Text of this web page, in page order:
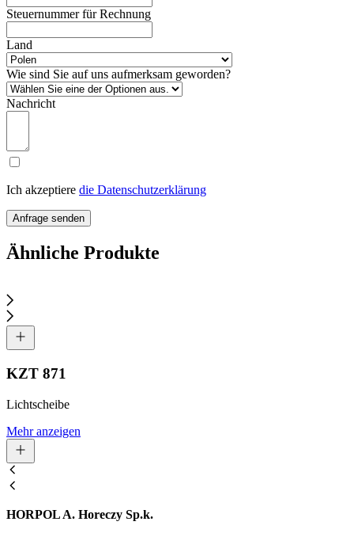
Steuernummer für Rechnung
Land
Wie sind Sie auf uns aufmerksam geworden?
Nachricht
Ich akzeptiere die Datenschutzerklärung
Anfrage senden
Ähnliche Produkte
KZT 871
Lichtscheibe
Mehr anzeigen
HORPOL A. Horeczy Sp.k.